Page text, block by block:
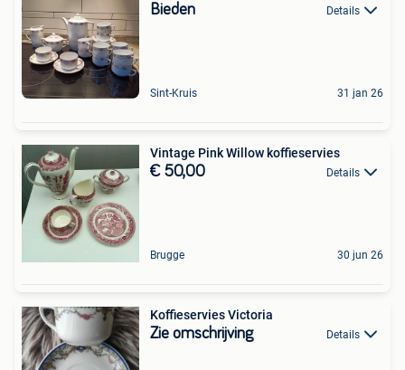
Bieden Details
Sint-Kruis 31 jan 26
Vintage Pink Willow koffieservies
€ 50,00 Details
Brugge 30 jun 26
Koffieservies Victoria
Zie omschrijving Details